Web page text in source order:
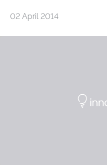
02 April 2014